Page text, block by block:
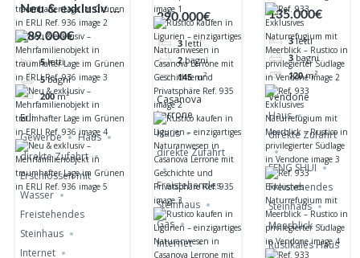
Neu & exklusiv –
Mehrfamilienobjekt
in traumhafter
Lage im Grünen in
ERLI Ref. 936
189.000€
5 letti
5 bagni
200 m²
Erli
Gewerbe
Haus
direkte Zufahrt
Erschlossen mit
Wasser
Freistehendes
Steinhaus
Internet
kaufen in
Ligurien –
einzigartiges
Naturanwesen
in Casanova
Lerrone mit
Geschichte
und
Privatsphäre
Ref. 935
290.000€
3 letti
2 bagni
145 m²
Casanova
Lerrone
Haus
direkte Zufahrt
Freistehendes
Steinhaus
Gas
Internet
Exklusives
Naturrefugium
mit
Meerblick –
Rustico in
privilegierter
Südlage in
Vendone
135.000€
3 letti
3 bagni
120 m²
Vendone
Haus
direkte Zufahrt
FENG SHUI
Freistehendes
Steinhaus
Meerblick
Rustikales Haus